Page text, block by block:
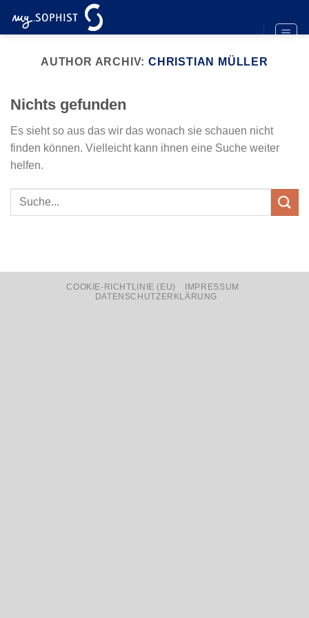
Inhalt
AUTHOR ARCHIV:CHRISTIAN MÜLLER
Nichts gefunden
Es sieht so aus das wir das wonach sie schauen nicht
finden können. Vielleicht kann ihnen eine Suche weiter
helfen.
COOKIE-RICHTLINIE (EU)
IMPRESSUM
DATENSCHUTZERKLÄRUNG